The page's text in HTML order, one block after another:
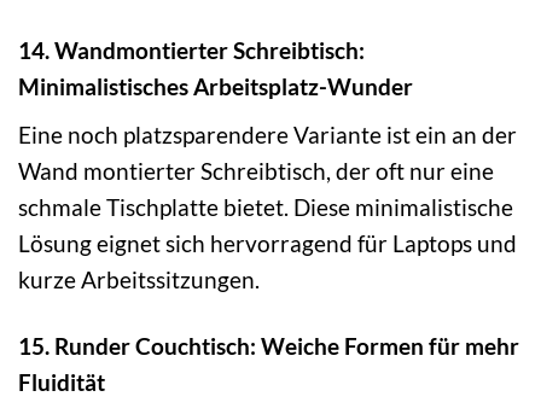
14. Wandmontierter Schreibtisch:
Minimalistisches Arbeitsplatz-Wunder
Eine noch platzsparendere Variante ist ein an der
Wand montierter Schreibtisch, der oft nur eine
schmale Tischplatte bietet. Diese minimalistische
Lösung eignet sich hervorragend für Laptops und
kurze Arbeitssitzungen.
15. Runder Couchtisch: Weiche Formen für mehr
Fluidität